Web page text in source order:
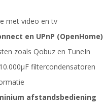
met video en tv
en UPnP (OpenHome)
zoals Qobuz en TuneIn
filtercondensatoren
afstandsbediening